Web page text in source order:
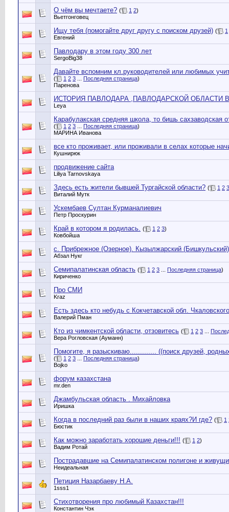
О чём вы мечтаете? ( 1 2)
Вьетгонговец
Ищу тебя (помогайте друг другу с поиском друзей) (
1
Евгений
Павлодару в этом году 300 лет
SergoBig38
Давайте вспомним кл.руководителей или любимых
( 1 2 3 Последняя страница)
Паренова
ИСТОРИЯ ПАВЛОДАРА ,ПАВЛОДАРСКОЙ ОБЛАСТИ
Leya
Карабулакская средняя школа, то бишь сахзаводская
( 1 2 3 Последняя страница)
МАРИНА Иванова
все кто проживает, или проживали в селах которые
Кушнирюк
продвижение сайта
Liliya Tarnovskaya
Здесь есть жители бывшей Тургайской области? ( 1 2 3
Виталий Мутк
Ускембаев Султан Курманалиевич
Петр Проскурин
Край в котором я родилась. ( 1 2 3)
Ковбойша
с. Прибрежное (Озерное). Кызылжарский
Абзал Нукг
Семипалатинская область ( 1 2 3 Последняя страница)
Кириченко
Про СМИ
Kraz
Есть здесь кто небудь с Кокчетавской обл.
Валерий Пман
Кто из чимкентской области, отзовитесь ( 1 2 3
Вера Рогловская (Ауманн)
Помогите, я разыскиваю............. ((поиск друзей,
( 1 2 3 Последняя страница)
Bojko
форум казахстана
mr.den
Джамбульская область . Михайловка
Иришка
Когда в последний раз были в наших краях?И где? ( 1
Бюстик
Как можно зaрaботать хорошие деньги!!! ( 1 2)
Вадим Рoтай
Пострадавшие на Семипалатинском полигоне и
Неидеальная
Петиция Назарбаеву Н.А.
1sss1
Стихотворения про любимый Казахстан!!!
Константин Чэк